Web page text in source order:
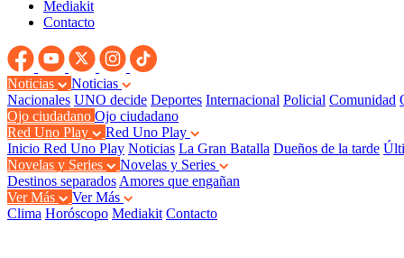
Mediakit
Contacto
Noticias
Noticias
Nacionales UNO decide Deportes Internacional Policial Comunidad
Ojo ciudadano Ojo ciudadano
Red Uno Play
Red Uno Play
Inicio Red Uno Play Noticias La Gran Batalla Dueños de la tarde
Novelas y Series
Novelas y Series
Destinos separados Amores que engañan
Ver Más
Ver Más
Clima Horóscopo Mediakit Contacto